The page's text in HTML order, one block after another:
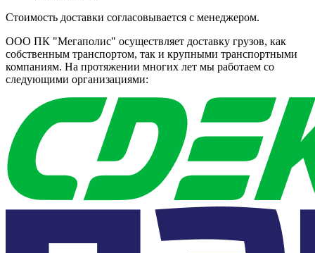
Стоимость доставки согласовывается с менеджером.
ООО ПК "Мегаполис" осуществляет доставку грузов, как
собственным транспортом, так и крупными транспортными
компаниям. На протяжении многих лет мы работаем со
следующими организациями: